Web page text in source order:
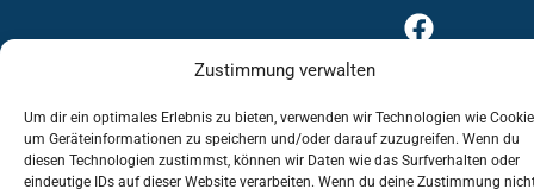
Zustimmung verwalten
Um dir ein optimales Erlebnis zu bieten, verwenden wir Technologien wie
um Geräteinformationen zu speichern und/oder darauf zuzugreifen. Wenn du
diesen Technologien zustimmst, können wir Daten wie das Surfverhalten oder
eindeutige IDs auf dieser Website verarbeiten. Wenn du deine Zustimmung